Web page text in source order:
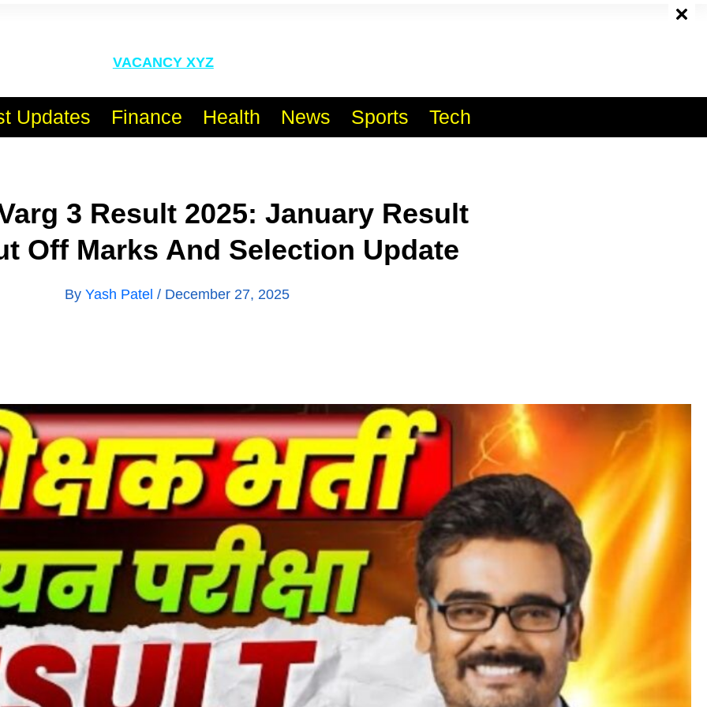
VACANCY XYZ
Updates Finance Health News Sports Tech
3 Result 2025: January Result
Off Marks And Selection Update
By Yash Patel / December 27, 2025